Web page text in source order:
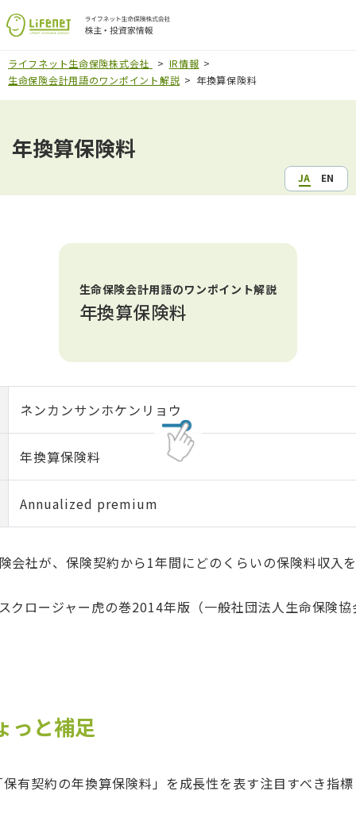
ライフネット生命保険株式会社
IR情報
生命保険会計用語のワンポイント解説
年換算保険料
年換算保険料
JA EN
生命保険会計用語のワンポイント解説
年換算保険料
ネンカンサンホケンリョウ
年換算保険料
Annualized premium
会社が、保険契約から1年間にどのくらいの保険料収入
クロージャー虎の巻2014年版（一般社団法人生命保険
っと補足
有契約の年換算保険料」を成長性を表す注目すべき指